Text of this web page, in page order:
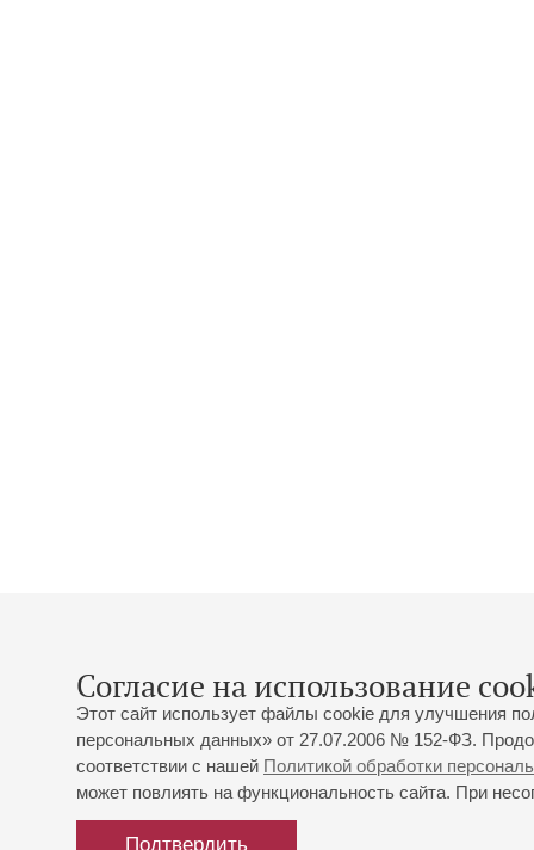
Согласие на использование
Этот сайт использует файлы cookie для улучшения
персональных данных» от 27.07.2006 № 152-ФЗ.
соответствии с нашей Политикой обработки
может повлиять на функциональность сайта. При
Подтвердить